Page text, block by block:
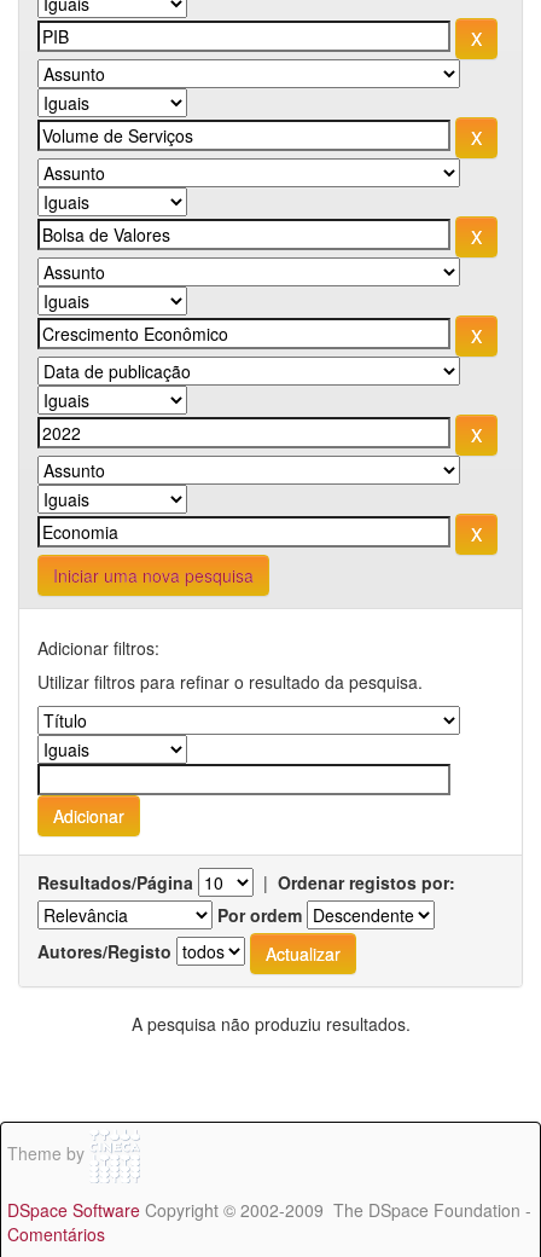
Iniciar uma nova pesquisa
Adicionar filtros:
Utilizar filtros para refinar o resultado da pesquisa.
Resultados/Página | Ordenar registos por:
Por ordem
Autores/Registo
A pesquisa não produziu resultados.
Theme by
DSpace Software Copyright © 2002-2009 The DSpace Foundation -
Comentários